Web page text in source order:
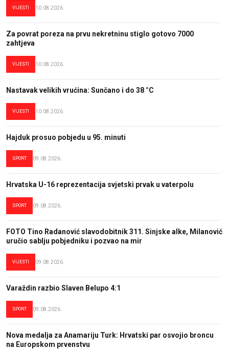
VIJESTI 10.08.2026.
Za povrat poreza na prvu nekretninu stiglo gotovo 7000
zahtjeva
VIJESTI 10.08.2026.
Nastavak velikih vrućina: Sunčano i do 38 °C
VIJESTI 10.08.2026.
Hajduk prosuo pobjedu u 95. minuti
SPORT 09.08.2026.
Hrvatska U-16 reprezentacija svjetski prvak u vaterpolu
SPORT 09.08.2026.
FOTO Tino Radanović slavodobitnik 311. Sinjske alke, Milanović
uručio sablju pobjedniku i pozvao na mir
VIJESTI 09.08.2026.
Varaždin razbio Slaven Belupo 4:1
SPORT 09.08.2026.
Nova medalja za Anamariju Turk: Hrvatski par osvojio broncu
na Europskom prvenstvu